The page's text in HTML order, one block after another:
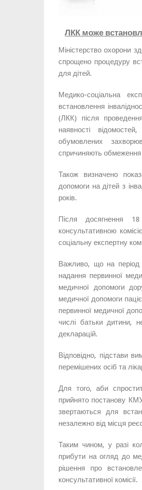
ЛКК може
Міністерство охорони
спрощено процедуру
для дітей.
Медико-соціальна
встановлення
(ЛКК) після
наявності
обумовлених
спричиняють обмеження
Також визначено
допомоги на дітей з
років.
Після досягнення 18
консультативною
соціальну експертну
Важливо, що на період
надання первинної
медичної допомоги
медичної допомоги
первинної медичної
числі батьки дитини,
декларацій.
Відповідно, підстави
перемішених осіб та
Для того, аби
прийнято постанову
звертаються для
незалежно від місця
Таким чином, у разі
прибути на огляд до
рішення про
консультативної комісії.